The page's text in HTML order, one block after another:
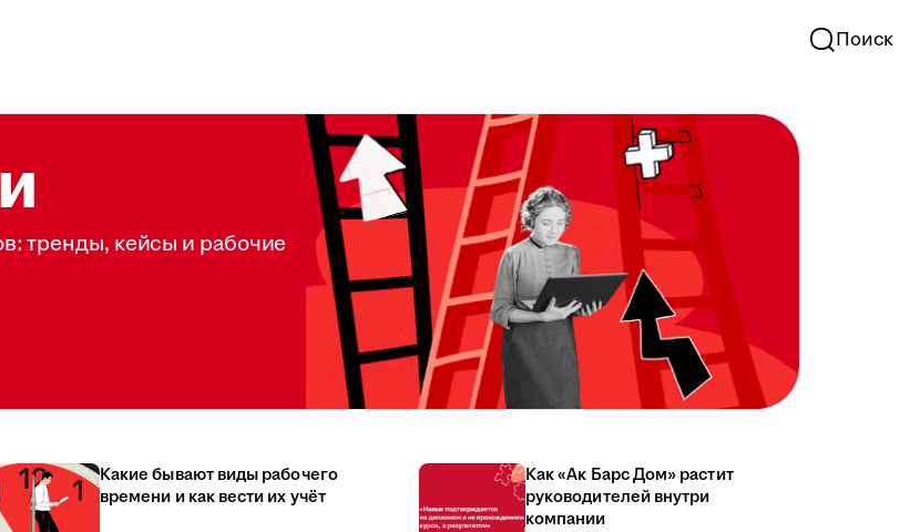
Поиск
тренды, кейсы и рабочие
Какие бывают виды рабочего
времени и как вести их учёт
Как «Ак Барс Дом» растит
руководителей внутри
компании